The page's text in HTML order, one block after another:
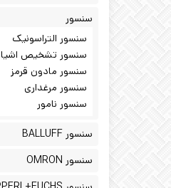
سنسور
سنسور التراسونیک
سنسور تشخیص اشیا
سنسور مادون قرمز
سنسور مرغداری
سنسور نامور
سنسور BALLUFF
سنسور OMRON